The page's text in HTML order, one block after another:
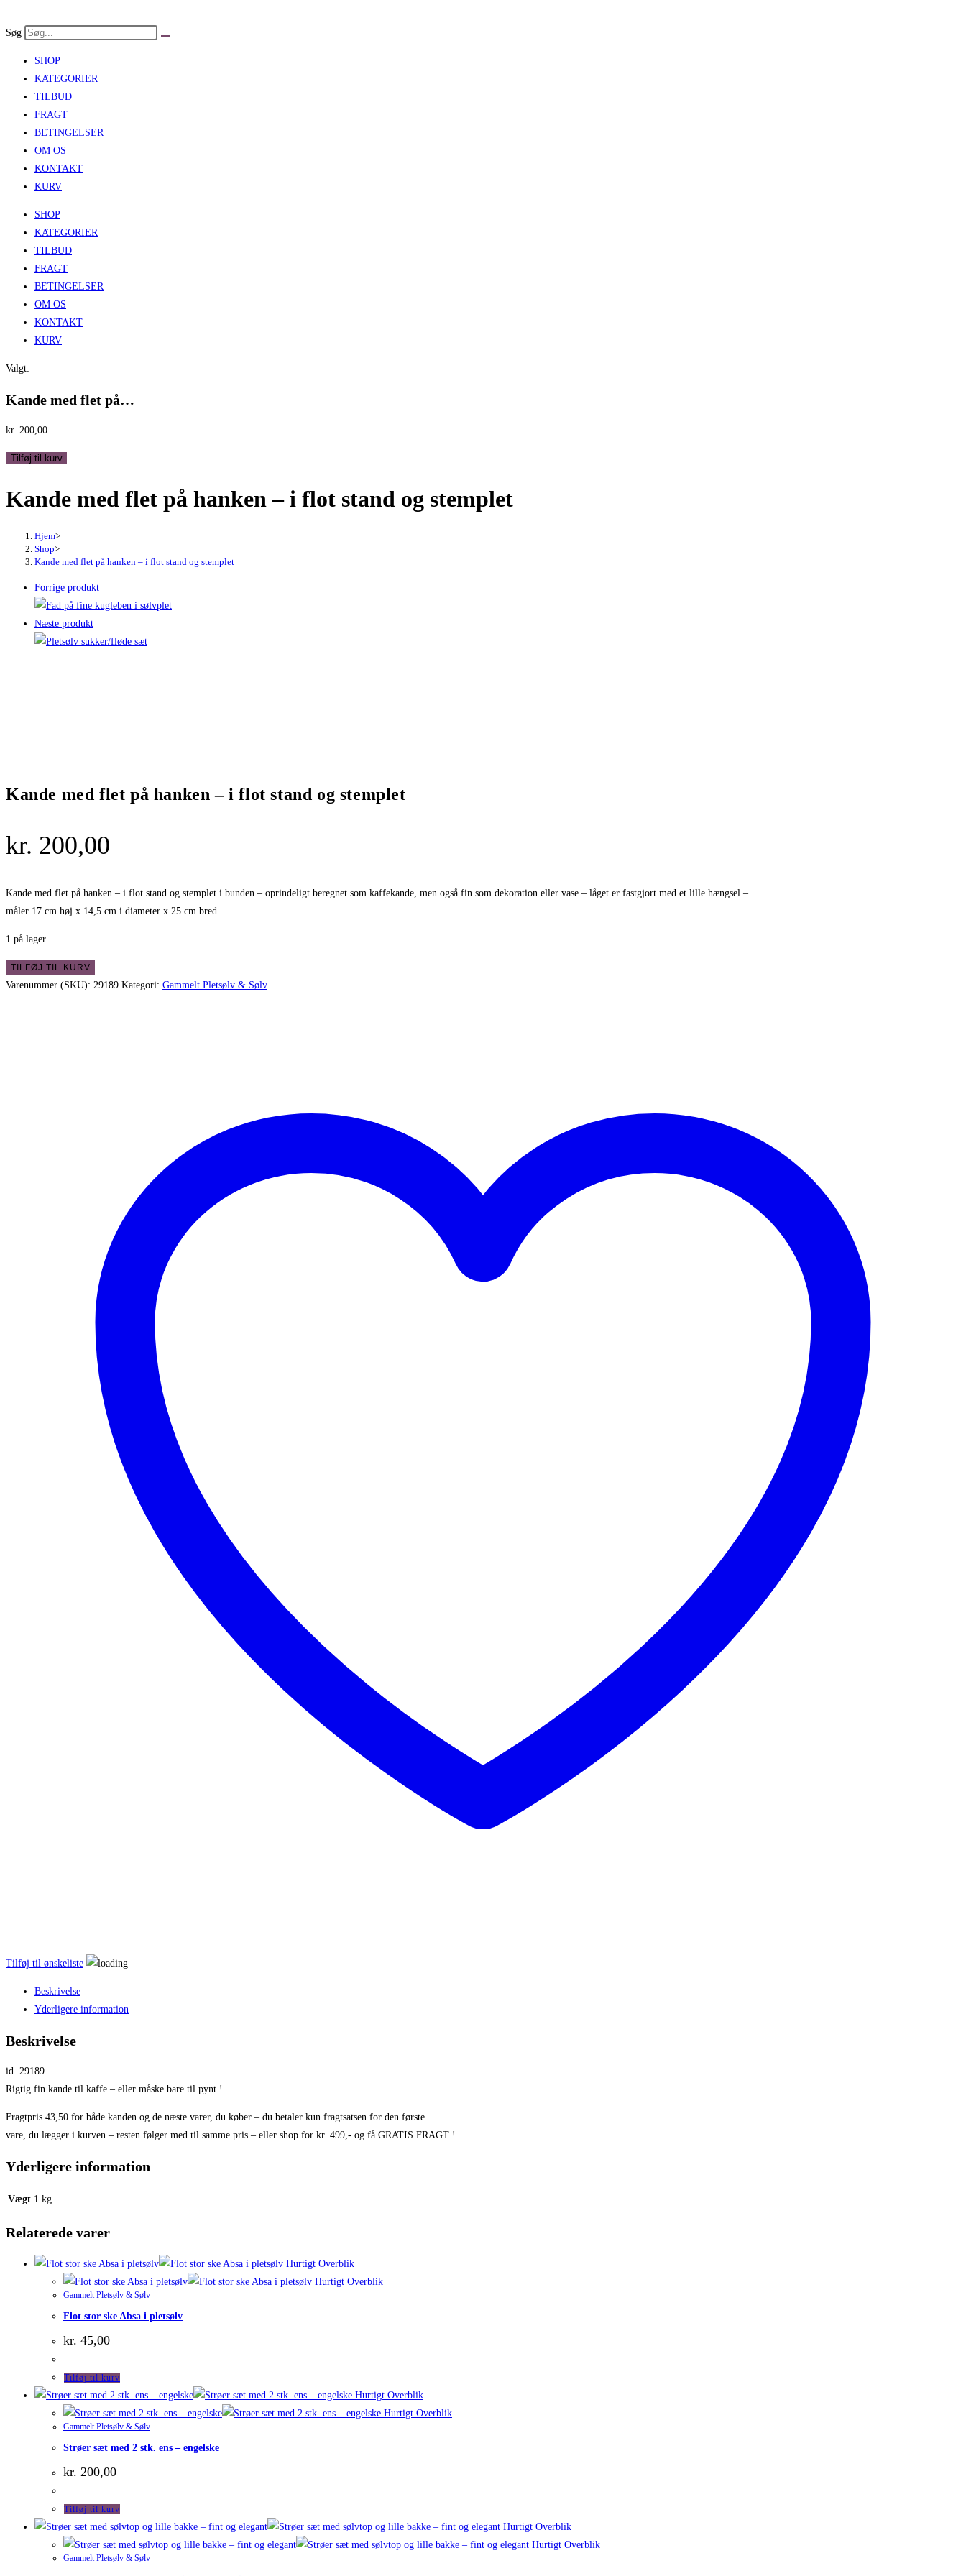
to
Søg
SHOP
KATEGORIER
TILBUD
FRAGT
BETINGELSER
OM OS
KONTAKT
KURV
SHOP
KATEGORIER
TILBUD
FRAGT
BETINGELSER
OM OS
KONTAKT
KURV
Valgt:
Kande med flet på…
kr. 200,00
Kande
flet
stemplet
Tilføj til kurv
Kande med flet på hanken – i flot stand og stemplet
Hjem>
Shop>
Kande med flet på hanken – i flot stand og stemplet
Forrige produkt
Næste produkt
Kande med flet på hanken – i flot stand og stemplet
kr. 200,00
Kande med flet på hanken – i flot stand og stemplet i bunden – oprindeligt beregnet som kaffekande, men også fin som dekoration eller vase – låget er fastgjort med et lille hængsel –
måler 17 cm høj x 14,5 cm i diameter x 25 cm bred.
1 på lager
Kande
med
TILFØJ TIL KURV
Varenummer (SKU): 29189 Kategori: Gammelt Pletsølv & Sølv
Tilføj til ønskeliste
Beskrivelse
Yderligere information
Beskrivelse
id. 29189
Rigtig fin kande til kaffe – eller måske bare til pynt !
Fragtpris 43,50 for både kanden og de næste varer, du køber – du betaler kun fragtsatsen for den første
vare, du lægger i kurven – resten følger med til samme pris – eller shop for kr. 499,- og få GRATIS FRAGT !
Yderligere information
Vægt 1 kg
Relaterede varer
Hurtigt Overblik
Hurtigt Overblik
Gammelt Pletsølv & Sølv
Flot stor ske Absa i pletsølv
kr. 45,00
Tilføj til kurv
Hurtigt Overblik
Hurtigt Overblik
Gammelt Pletsølv & Sølv
Strøer sæt med 2 stk. ens – engelske
kr. 200,00
Tilføj til kurv
Hurtigt Overblik
Hurtigt Overblik
Gammelt Pletsølv & Sølv